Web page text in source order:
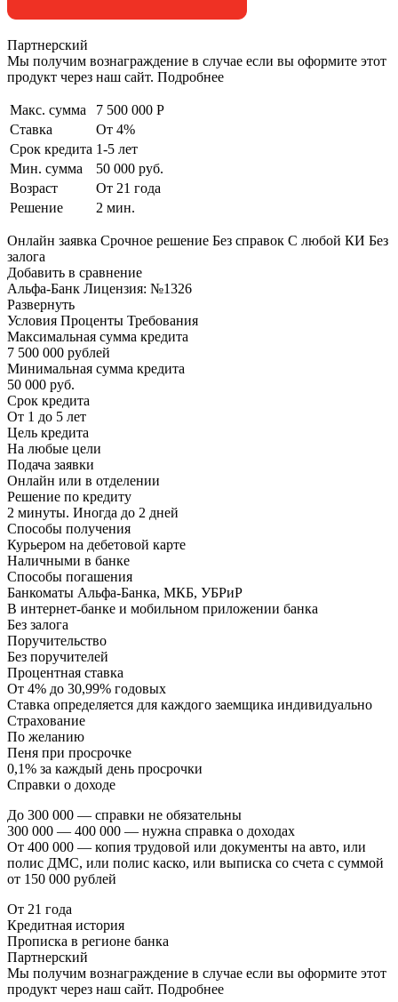
Партнерский
Мы получим вознаграждение в случае если вы оформите этот
продукт через наш сайт. Подробнее
Макс. сумма
7 500 000 Р
Ставка
От 4%
Срок кредита 1-5 лет
Мин. сумма
50 000 руб.
Возраст
От 21 года
Решение
2 мин.
Онлайн заявка Срочное решение Без справок С любой КИ Без
залога
Добавить в сравнение
Альфа-Банк Лицензия: №1326
Развернуть
Условия Проценты Требования
Максимальная сумма кредита
7 500 000 рублей
Минимальная сумма кредита
50 000 руб.
Срок кредита
От 1 до 5 лет
Цель кредита
На любые цели
Подача заявки
Онлайн или в отделении
Решение по кредиту
2 минуты. Иногда до 2 дней
Способы получения
Курьером на дебетовой карте
Наличными в банке
Способы погашения
Банкоматы Альфа-Банка, МКБ, УБРиР
В интернет-банке и мобильном приложении банка
Без залога
Поручительство
Без поручителей
Процентная ставка
От 4% до 30,99% годовых
Ставка определяется для каждого заемщика индивидуально
Страхование
По желанию
Пеня при просрочке
0,1% за каждый день просрочки
Справки о доходе
До 300 000 — справки не обязательны
300 000 — 400 000 — нужна справка о доходах
От 400 000 — копия трудовой или документы на авто, или
полис ДМС, или полис каско, или выписка со счета с суммой
от 150 000 рублей
От 21 года
Кредитная история
Прописка в регионе банка
Партнерский
Мы получим вознаграждение в случае если вы оформите этот
продукт через наш сайт. Подробнее